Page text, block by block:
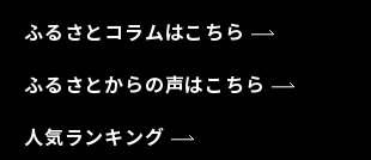
ふるさとコラムはこちら
ふるさとからの声はこちら
人気ランキング